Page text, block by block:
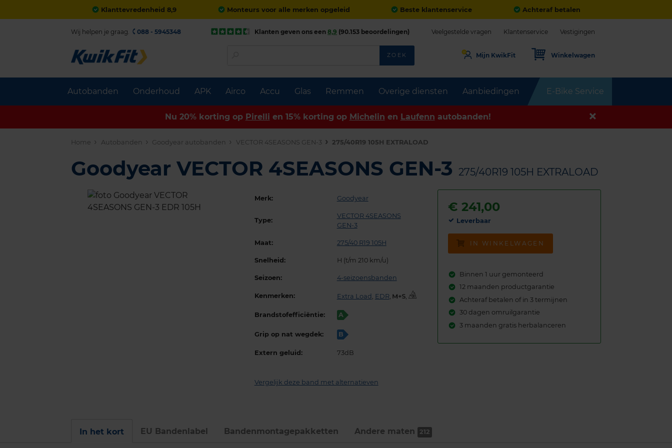
Klanttevredenheid 8,9 Monteurs voor alle merken opgeleid Beste klantenservice Achteraf betalen
Autobanden Onderhoud APK Airco Accu Glas Remmen Overige diensten Aanbiedingen E-Bike Service
Wij helpen je graag. 088 - 5945348 Klanten geven ons een 8,9 (90.153 beoordelingen) Veelgestelde vragen Klantenservice Vestigingen
ZOEK Mijn KwikFit Winkelwagen
Nu 20% korting op Pirelli en 15% korting op Michelin en Laufenn autobanden!
Home Autobanden Goodyear autobanden VECTOR 4SEASONS GEN-3 275/40R19 105H EXTRALOAD
Goodyear VECTOR 4SEASONS GEN-3 275/40R19 105H EXTRALOAD
Merk: Goodyear
Type:
VECTOR 4SEASONS
GEN-3
Maat: 275/40 R19 105H
Snelheid: H (t/m 210 km/u)
Seizoen: 4-seizoensbanden
Kenmerken: Extra Load , EDR, ,
Brandstofefficiëntie: A
Grip op nat wegdek: B
Extern geluid: 73dB
Vergelijk deze band met alternatieven
€241,00
Leverbaar
IN WINKELWAGEN
Binnen 1 uur gemonteerd
12 maanden productgarantie
Achteraf betalen of in 3 termijnen
30 dagen omruilgarantie
3 maanden gratis herbalanceren
In het kort EU Bandenlabel Bandenmontage­pakketten Andere maten 212